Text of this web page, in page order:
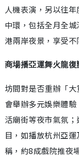
人機表演，另以往
中環，包括全月全
港兩岸夜景，享受不
商場播亞運舞火龍
坊間對是否重辦「
會舉辦多元娛樂體
活廟街等夜市氣氛
目，如播放杭州亞
稱，約8成戲院推夜